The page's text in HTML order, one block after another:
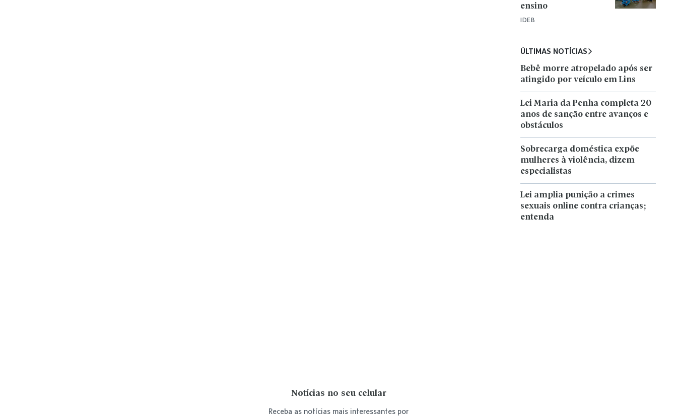
IDEB
ensino
ÚLTIMAS NOTÍCIAS
Bebê morre atropelado após ser
atingido por veículo em Lins
Lei Maria da Penha completa 20
anos de sanção entre avanços e
obstáculos
Sobrecarga doméstica expõe
mulheres à violência, dizem
especialistas
Lei amplia punição a crimes
sexuais online contra crianças;
entenda
Notícias no seu celular
Receba as notícias mais interessantes por